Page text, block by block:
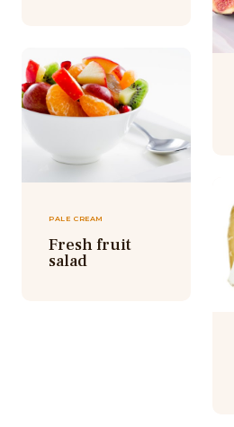
PALE CREAM
Fresh fruit
salad